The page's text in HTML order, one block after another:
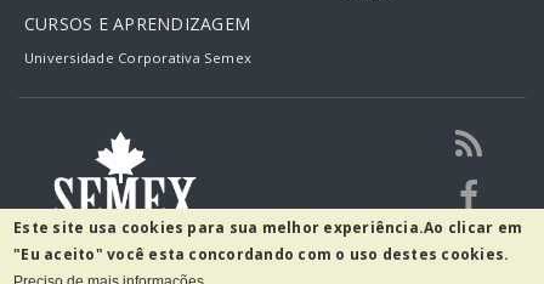
CURSOS E APRENDIZAGEM
Universidade Corporativa Semex
Este site usa cookies para sua melhor experiência.Ao clicar em
"Eu aceito" você esta concordando com o uso destes cookies.